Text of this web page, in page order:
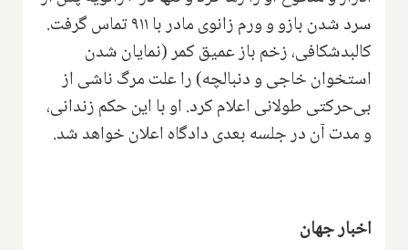
سرد شدن بازو و ورم زانوی مادر با ۹۱۱ تماس گرفت.
کالبدشکافی، زخم باز عمیق کمر (نمایان شدن
استخوان خاجی و دنبالچه) را علت مرگ ناشی از
بی‌حرکتی طولانی اعلام کرد. او با این حکم زندانی،
و مدت آن در جلسه بعدی دادگاه اعلان خواهد شد.
اخبار جهان